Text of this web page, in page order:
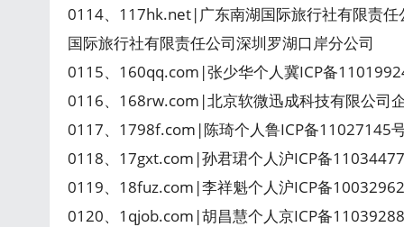
0114、117hk.net|广东南湖国际旅行社有限责
国际旅行社有限责任公司深圳罗湖口岸分公司
0115、160qq.com|张少华个人冀ICP备
0116、168rw.com|北京软微迅成科技有限公司
0117、1798f.com|陈琦个人鲁ICP备11027145
0118、17gxt.com|孙君珺个人沪ICP备
0119、18fuz.com|李祥魁个人沪ICP备
0120、1qjob.com|胡昌慧个人京ICP备